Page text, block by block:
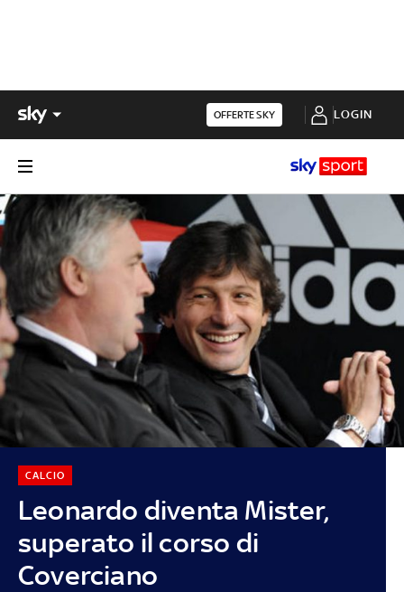
OFFERTE SKY LOGIN
Leonardo diventa Mister,
superato il corso di
Coverciano
CALCIO